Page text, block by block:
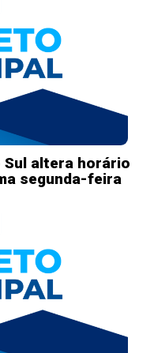
altera horário
segunda-feira